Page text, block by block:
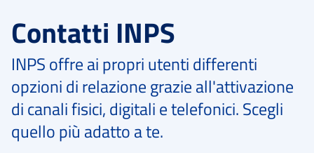
Contatti INPS
INPS offre ai propri utenti differenti
opzioni di relazione grazie all'attivazione
di canali fisici, digitali e telefonici. Scegli
quello più adatto a te.